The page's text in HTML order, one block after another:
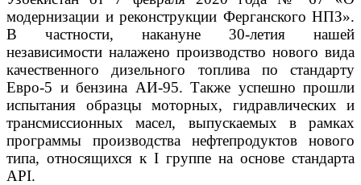
модернизации и реконструкции Ферганского НПЗ».
В частности, накануне 30-летия нашей
независимости налажено производство нового вида
качественного дизельного топлива по стандарту
Евро-5 и бензина АИ-95. Также успешно прошли
испытания образцы моторных, гидравлических и
трансмиссионных масел, выпускаемых в рамках
программы производства нефтепродуктов нового
типа, относящихся к I группе на основе стандарта
AРI.